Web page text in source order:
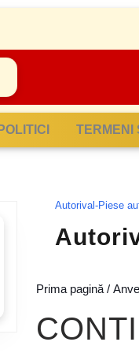
POLITICI TERMENI
Autorival-Piese
Prima pagină /